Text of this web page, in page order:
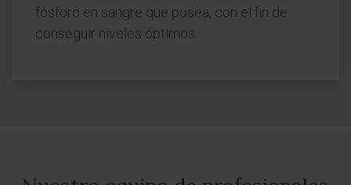
fósforo en sangre que posea, con el fin de
conseguir niveles óptimos.